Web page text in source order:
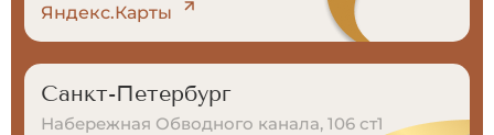
Яндекс.Карты
Санкт-Петербург
Набережная Обводного канала, 106 ст1